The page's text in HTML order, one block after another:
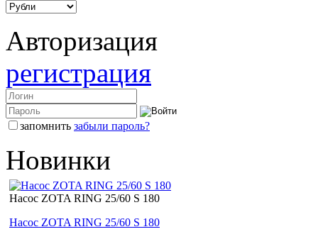
Авторизация
регистрация
запомнить забыли пароль?
Новинки
Насос ZOTA RING 25/60 S 180
Насос ZOTA RING 25/60 S 180